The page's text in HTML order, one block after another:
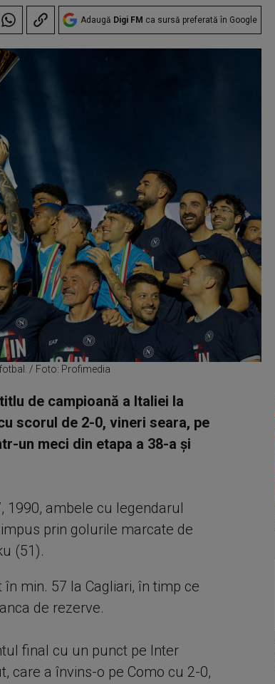
Adaugă Digi FM ca sursă preferată în Google
/ Foto: Profimedia
de campioană a Italiei la
scorul de 2-0, vineri seara, pe
un meci din etapa a 38-a și
1990, ambele cu legendarul
prin golurile marcate de
(51).
min. 57 la Cagliari, în timp ce
de rezerve.
final cu un punct pe Inter
care a învins-o pe Como cu 2-0,